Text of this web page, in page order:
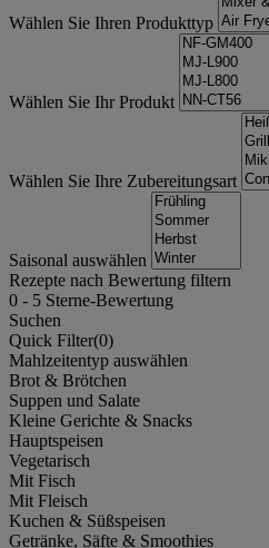
Wählen Sie Ihren Produkttyp
Wählen Sie Ihr Produkt
Wählen Sie Ihre Zubereitungsart
Saisonal auswählen
Rezepte nach Bewertung filtern
0 - 5 Sterne-Bewertung
Suchen
Quick Filter(0)
Mahlzeitentyp auswählen
Brot & Brötchen
Suppen und Salate
Kleine Gerichte & Snacks
Hauptspeisen
Vegetarisch
Mit Fisch
Mit Fleisch
Kuchen & Süßspeisen
Getränke, Säfte & Smoothies